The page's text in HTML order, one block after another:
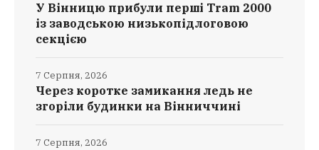
У Вінницю прибули перші Tram 2000
із заводською низькопідлоговою
секцією
Через коротке замикання ледь не
згоріли будинки на Вінниччині
7 Серпня, 2026
7 Серпня, 2026